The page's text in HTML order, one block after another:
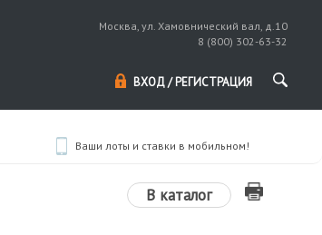
Москва, ул. Хамовнический вал, д.10
8 (800) 302-63-32
ВХОД / РЕГИСТРАЦИЯ
Ваши лоты и ставки в мобильном!
В каталог